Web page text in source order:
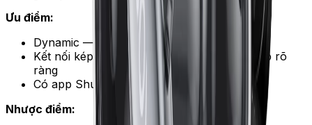
Ưu điểm:
Dynamic — chống tiếng nền tốt
Kết nối kép USB và XLR — lộ trình nâng cấp rõ
ràng
Có app Shure MOTIV chỉnh EQ trực tiếp
Nhược điểm: